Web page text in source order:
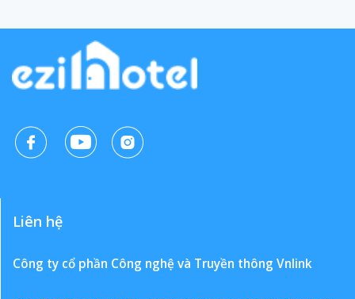
Liên hệ
Công ty cổ phần Công nghệ và Truyền thông Vnlink